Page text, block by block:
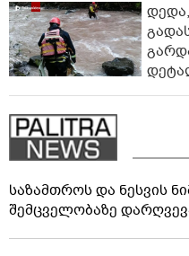
საზამთროს და ნესვის
შემცველობაზე